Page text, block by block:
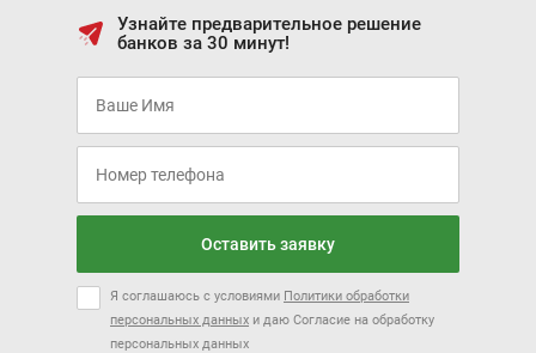
Узнайте предварительное решение
банков за 30 минут!
Оставить заявку
Я соглашаюсь с условиями Политики обработки
персональных данных и даю Согласие на обработку
персональных данных